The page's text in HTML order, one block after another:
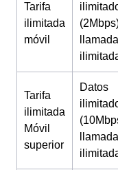
Tarifa
ilimitada
móvil
Tarifa
ilimitada
Móvil
superior
Datos